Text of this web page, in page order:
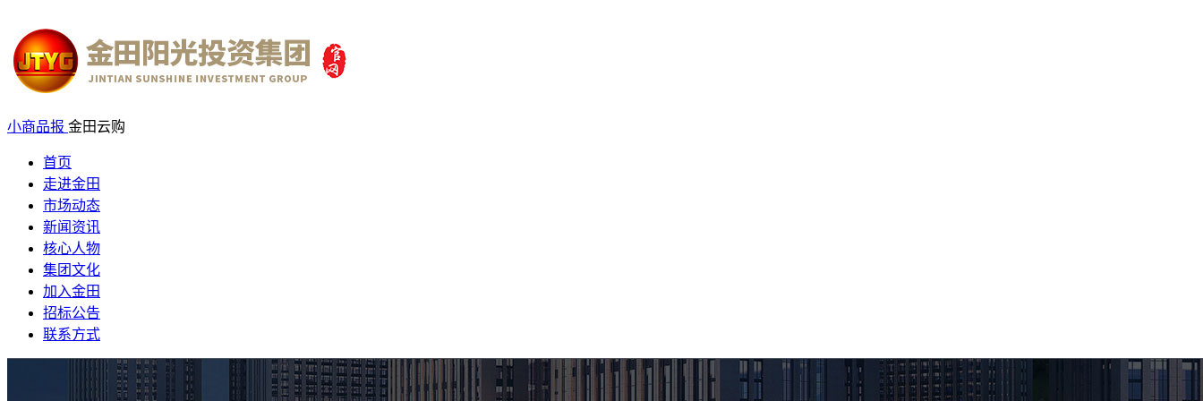
小商品报 金田云购
首页
走进金田
市场动态
新闻资讯
核心人物
集团文化
加入金田
招标公告
联系方式